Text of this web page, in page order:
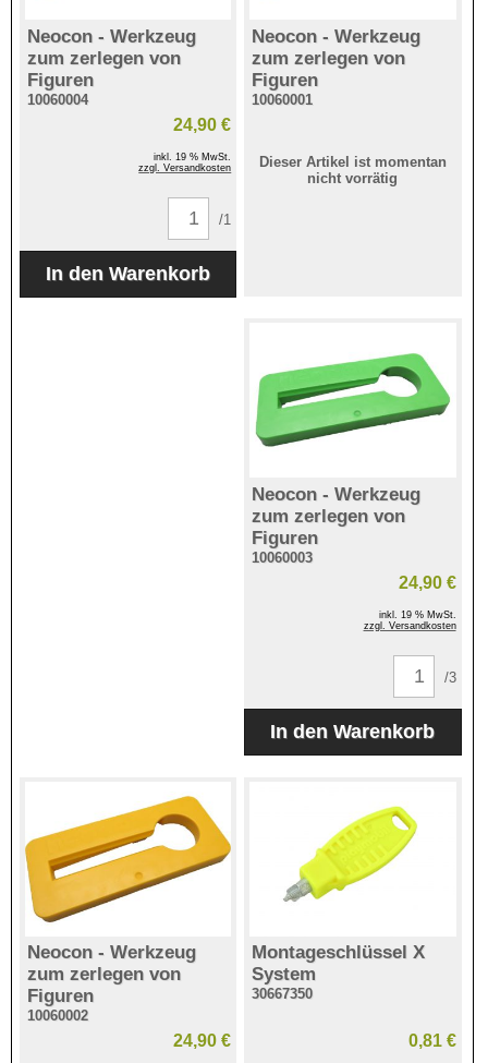
Neocon - Werkzeug
zum zerlegen von
Figuren
10060004
24,90 €
inkl. 19 % MwSt.
zzgl. Versandkosten
/1
Neocon - Werkzeug
zum zerlegen von
Figuren
10060001
Dieser Artikel ist momentan
nicht vorrätig
Neocon - Werkzeug
zum zerlegen von
Figuren
10060003
24,90 €
inkl. 19 % MwSt.
zzgl. Versandkosten
/3
Neocon - Werkzeug
zum zerlegen von
Figuren
10060002
24,90 €
Montageschlüssel X
System
30667350
0,81 €